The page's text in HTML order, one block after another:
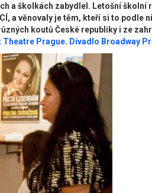
a školkách zabydlel. Letošní
a věnovaly je těm, kteří si to
koutů České republiky i ze
Theatre Prague. Divadlo Broadway